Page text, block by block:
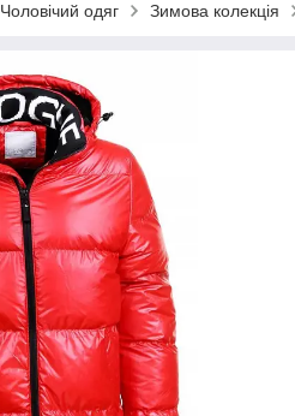
Чоловічий одяг Зимова колекція